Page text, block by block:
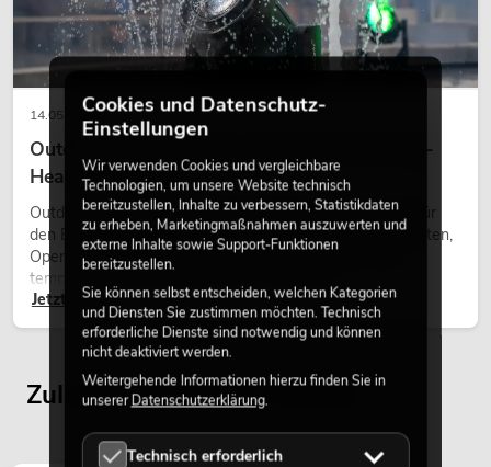
EUROLITE Set 4x AKKU TL-3 QCL
RGB+UV Trusslight + Case
No. 20000853Artikel nicht mehr verfügbar
14.05.2026
Outdoor Moving-Heads: Wetterfeste Moving-
Heads bei Events
Outdoor Moving-Heads sind bewegliche Scheinwerfer für
den Einsatz im Freien. Sie werden bei Festivals, Stadtfesten,
Open-Air-Konzerten, Architekturinszenierungen und
temporären Außeninstallationen eingesetzt.
Jetzt lesen
Zuletzt angesehene Artikel
Cookies und Datenschutz-
Einstellungen
Wir verwenden Cookies und vergleichbare
Technologien, um unsere Website technisch
bereitzustellen, Inhalte zu verbessern, Statistikdaten
zu erheben, Marketingmaßnahmen auszuwerten und
externe Inhalte sowie Support-Funktionen
bereitzustellen.
Sie können selbst entscheiden, welchen Kategorien
und Diensten Sie zustimmen möchten. Technisch
erforderliche Dienste sind notwendig und können
nicht deaktiviert werden.
Weitergehende Informationen hierzu finden Sie in
unsererDatenschutzerklärung.
Technisch erforderlich